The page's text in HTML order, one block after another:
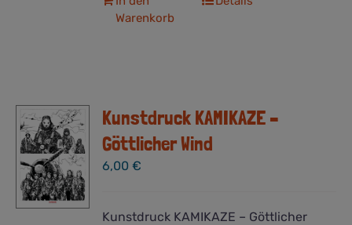
Warenkorb
Kunstdruck KAMIKAZE –
Göttlicher Wind
6,00€
Kunstdruck KAMIKAZE – Göttlicher